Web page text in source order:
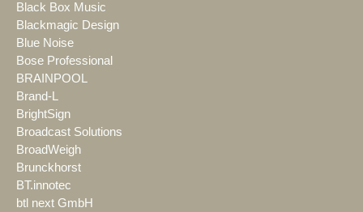
Black Box Music
Blackmagic Design
Blue Noise
Bose Professional
BRAINPOOL
Brand-L
BrightSign
Broadcast Solutions
BroadWeigh
Brunckhorst
BT.innotec
btl next GmbH